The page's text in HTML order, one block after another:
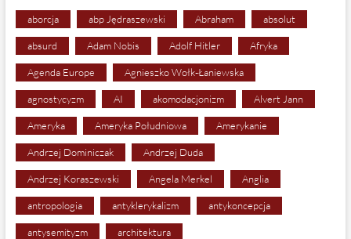
aborcja abp Jędraszewski Abraham absolut
absurd Adam Nobis Adolf Hitler Afryka
Agenda Europe Agnieszko Wołk-Łaniewska
agnostycyzm AI akomodacjonizm Alvert Jann
Ameryka Ameryka Południowa Amerykanie
Andrzej Dominiczak Andrzej Duda
Andrzej Koraszewski Angela Merkel Anglia
antropologia antyklerykalizm antykoncepcja
antysemityzm architektura